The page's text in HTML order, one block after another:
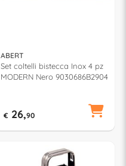
ABERT
Set coltelli bistecca Inox 4 pz
MODERN Nero 9030686B2904
€ 26,90